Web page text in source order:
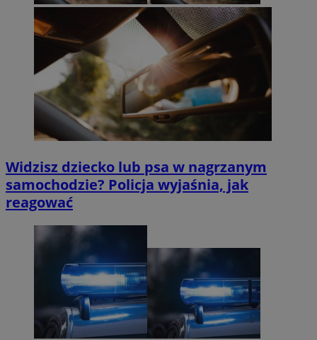
Widzisz dziecko lub psa w nagrzanym
samochodzie? Policja wyjaśnia, jak
reagować